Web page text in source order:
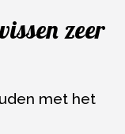
zeer
met het